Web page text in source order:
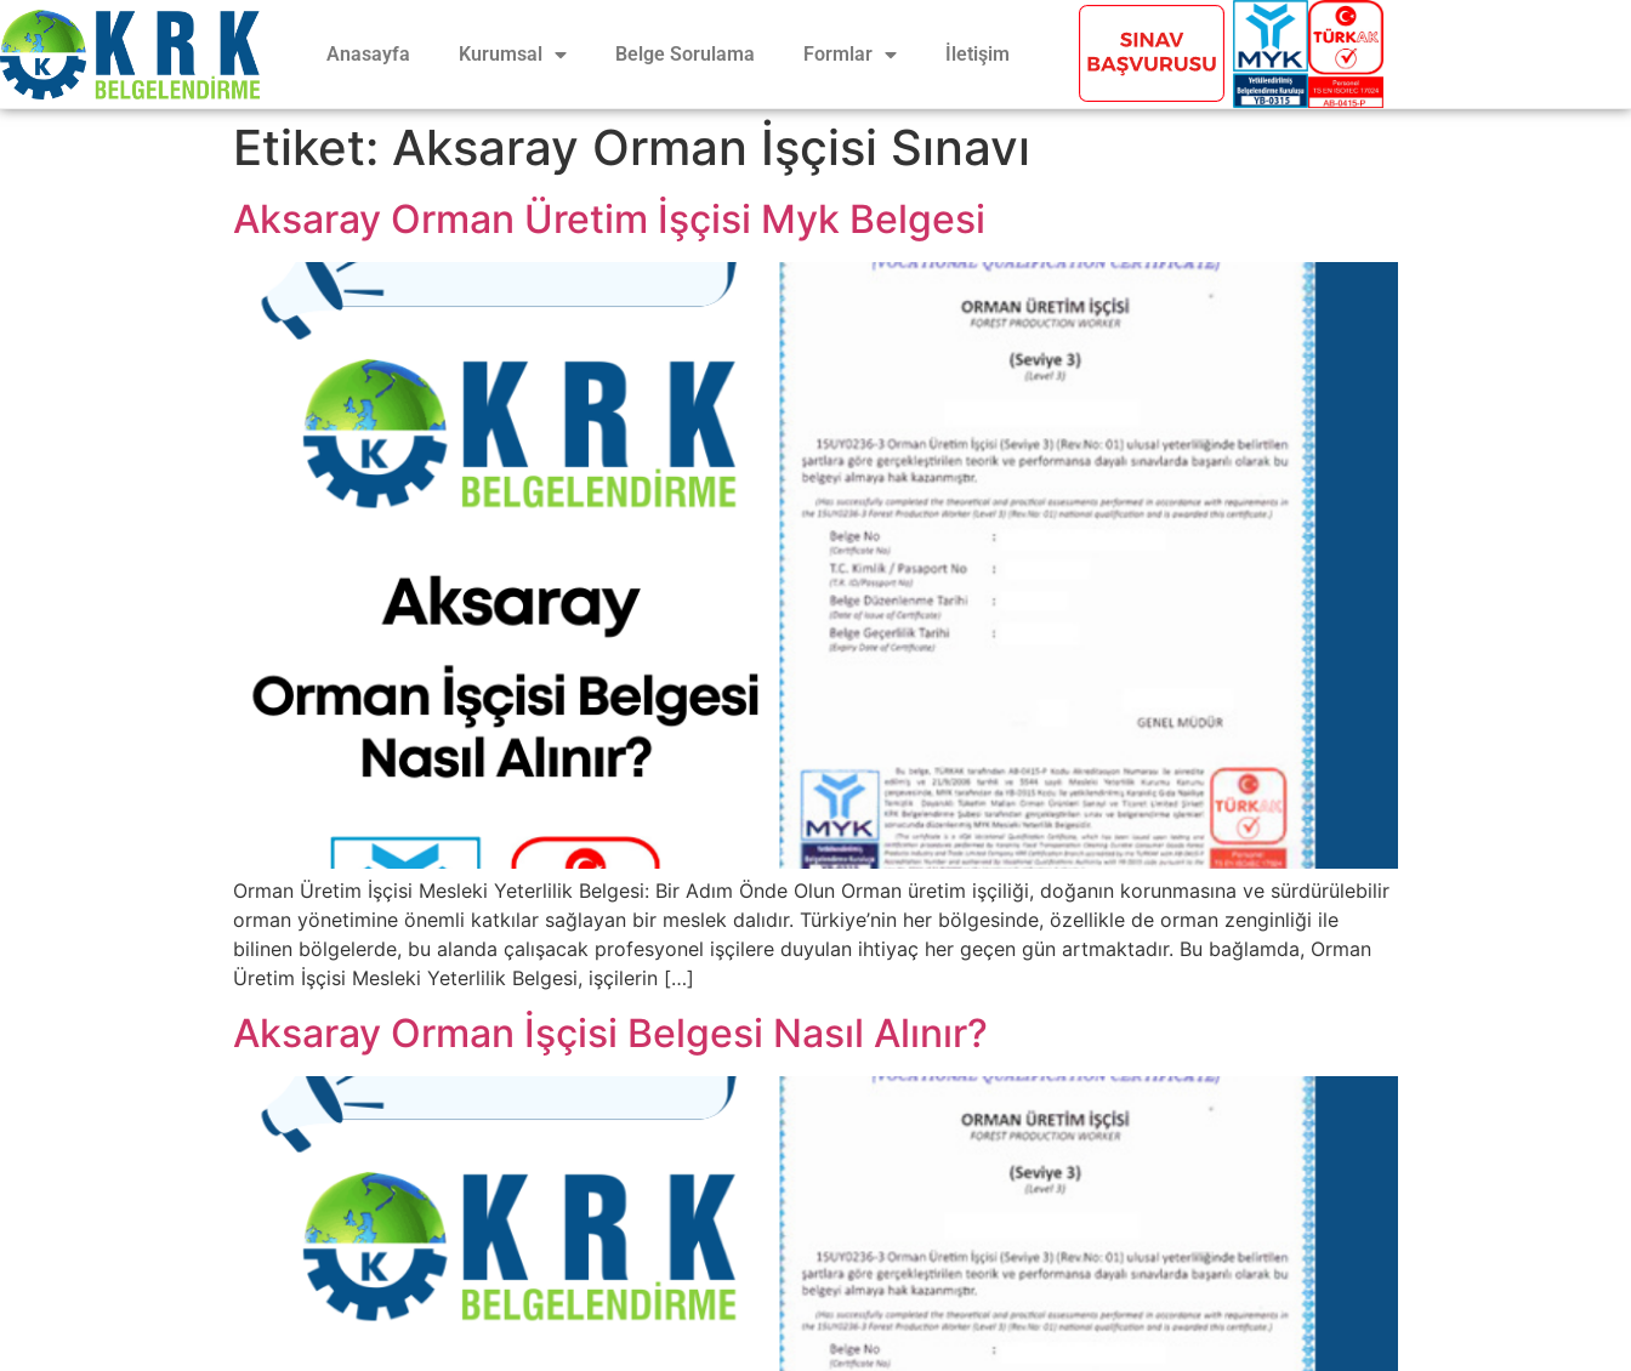
Anasayfa Kurumsal Belge Sorulama Formlar İletişim
Etiket: Aksaray Orman İşçisi Sınavı
Aksaray Orman Üretim İşçisi Myk Belgesi
Orman Üretim İşçisi Mesleki Yeterlilik Belgesi: Bir Adım Önde Olun Orman üretim işçiliği, doğanın korunmasına ve sürdürülebilir
orman yönetimine önemli katkılar sağlayan bir meslek dalıdır. Türkiye’nin her bölgesinde, özellikle de orman zenginliği ile
bilinen bölgelerde, bu alanda çalışacak profesyonel işçilere duyulan ihtiyaç her geçen gün artmaktadır. Bu bağlamda, Orman
Üretim İşçisi Mesleki Yeterlilik Belgesi, işçilerin […]
Aksaray Orman İşçisi Belgesi Nasıl Alınır?